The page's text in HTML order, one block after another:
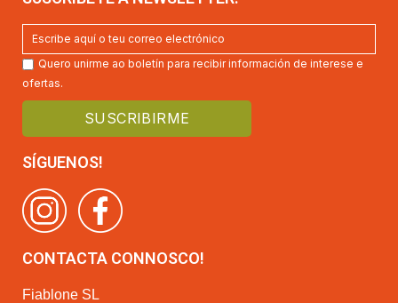
Quero unirme ao boletín para recibir información de interese e
ofertas.
SÍGUENOS!
CONTACTA CONNOSCO!
Fiablone SL